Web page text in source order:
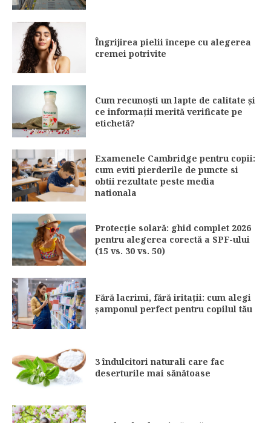
Îngrijirea pielii începe cu alegerea
cremei potrivite
Cum recunoști un lapte de calitate și
ce informații merită verificate pe
etichetă?
Examenele Cambridge pentru copii:
cum eviti pierderile de puncte si
obtii rezultate peste media
nationala
Protecție solară: ghid complet 2026
pentru alegerea corectă a SPF-ului
(15 vs. 30 vs. 50)
Fără lacrimi, fără iritații: cum alegi
șamponul perfect pentru copilul tău
3 îndulcitori naturali care fac
deserturile mai sănătoase